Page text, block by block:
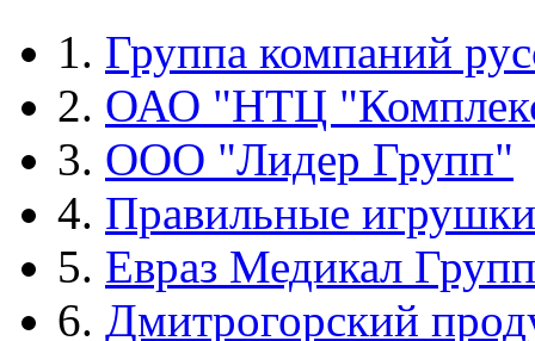
1. Группа компаний
2. ОАО "НТЦ
3. ООО "Лидер Групп"
4. Правильные игрушки
5. Евраз Медикал Групп
6. Дмитрогорский